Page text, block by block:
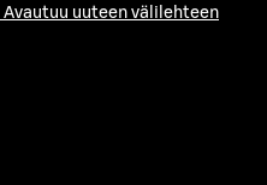
Avautuu uuteen välilehteen